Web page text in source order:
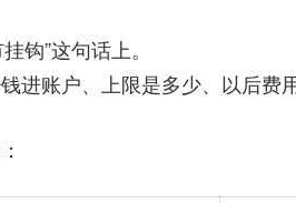
钩”这句话上。
进账户、上限是多少、以后费